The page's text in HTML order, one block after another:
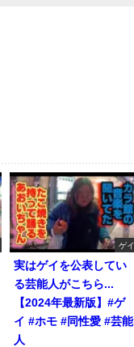
ゲイ
実はゲイを公表してい
る芸能人がこちら...
【2024年最新版】#ゲ
イ #ホモ #同性愛 #芸能
人